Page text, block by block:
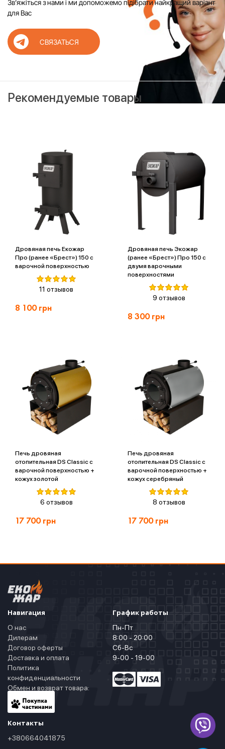
Звʼяжіться з нами і ми допоможемо підібрати найкращий варіант
для Вас
СВЯЗАТЬСЯ
Рекомендуемые товары
Дровяная печь Екожар
Про (ранее «Брест») 150 с
варочной поверхностью
11 отзывов
8 100грн
Дровяная печь Экожар
(ранее «Брест») Про 150 с
двумя варочными
поверхностями
9 отзывов
8 300грн
Печь дровяная
отопительная DS Classic с
варочной поверхностью +
кожух золотой
6 отзывов
17 700грн
Печь дровяная
отопительная DS Classic с
варочной поверхностью +
кожух серебряный
8 отзывов
17 700грн
Навигация
О нас
Дилерам
Договор оферты
Доставка и оплата
Политика
конфиденциальности
Обмен и возврат товара:
График работы
Пн-Пт
8:00 - 20:00
Сб-Вс
9-00 - 19-00
Контакты
+380664041875